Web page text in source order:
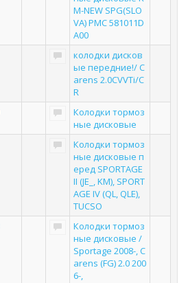
M-NEW SPG(SLO
VA) PMC 581011D
A00
колодки дисков
ые передние!/ C
arens 2.0CVVTi/C
R
Колодки тормоз
ные дисковые
Колодки тормоз
ные дисковые п
еред SPORTAGE
II (JE_, KM), SPORT
AGE IV (QL, QLE),
TUCSO
Колодки тормоз
ные дисковые /
Sportage 2008-, C
arens (FG) 2.0 200
6-,